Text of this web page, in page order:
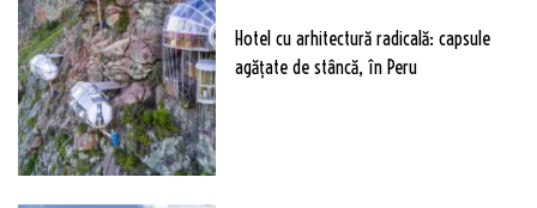
Hotel cu arhitectură radicală: capsule
agățate de stâncă, în Peru